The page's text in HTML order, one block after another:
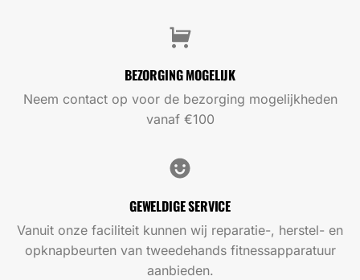
BEZORGING MOGELIJK
Neem contact op voor de bezorging mogelijkheden
vanaf €100
GEWELDIGE SERVICE
Vanuit onze faciliteit kunnen wij reparatie-, herstel- en
opknapbeurten van tweedehands fitnessapparatuur
aanbieden.